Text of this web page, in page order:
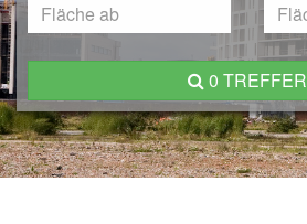
0 TREFFER